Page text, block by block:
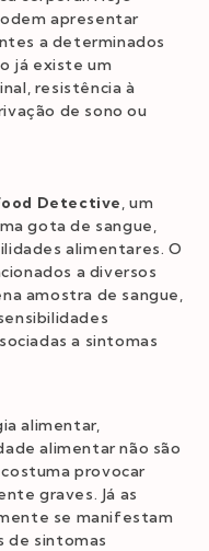
apresentar
a determinados
já existe um
resistência à
de sono ou
Detective, um
gota de sangue,
alimentares. O
a diversos
amostra de sangue,
a sintomas
alimentar,
alimentar não são
costuma provocar
graves. Já as
se manifestam
de sintomas